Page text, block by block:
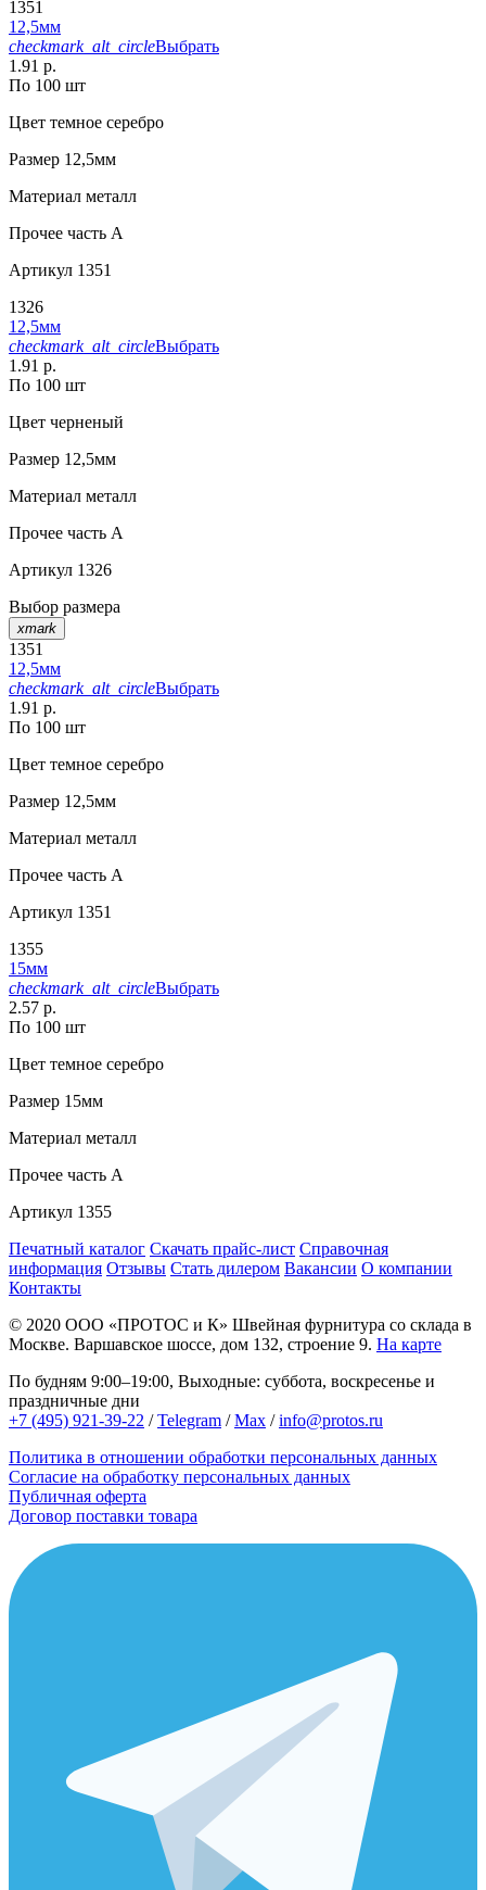
1351
12,5мм
checkmark_alt_circleВыбрать
1.91 р.
По 100 шт
Цвет темное серебро
Размер 12,5мм
Материал металл
Прочее часть A
Артикул 1351
1326
12,5мм
checkmark_alt_circleВыбрать
1.91 р.
По 100 шт
Цвет черненый
Размер 12,5мм
Материал металл
Прочее часть A
Артикул 1326
Выбор размера
xmark
1351
12,5мм
checkmark_alt_circleВыбрать
1.91 р.
По 100 шт
Цвет темное серебро
Размер 12,5мм
Материал металл
Прочее часть A
Артикул 1351
1355
15мм
checkmark_alt_circleВыбрать
2.57 р.
По 100 шт
Цвет темное серебро
Размер 15мм
Материал металл
Прочее часть A
Артикул 1355
Печатный каталог Скачать прайс-лист Справочная
информация Отзывы Стать дилером Вакансии О компании
Контакты
© 2020 ООО «ПРОТОС и К» Швейная фурнитура со склада в
Москве. Варшавское шоссе, дом 132, строение 9. На карте
По будням 9:00–19:00, Выходные: суббота, воскресенье и
праздничные дни
+7 (495) 921-39-22 /Telegram /Max /info@protos.ru
Политика в отношении обработки персональных данных
Согласие на обработку персональных данных
Публичная оферта
Договор поставки товара